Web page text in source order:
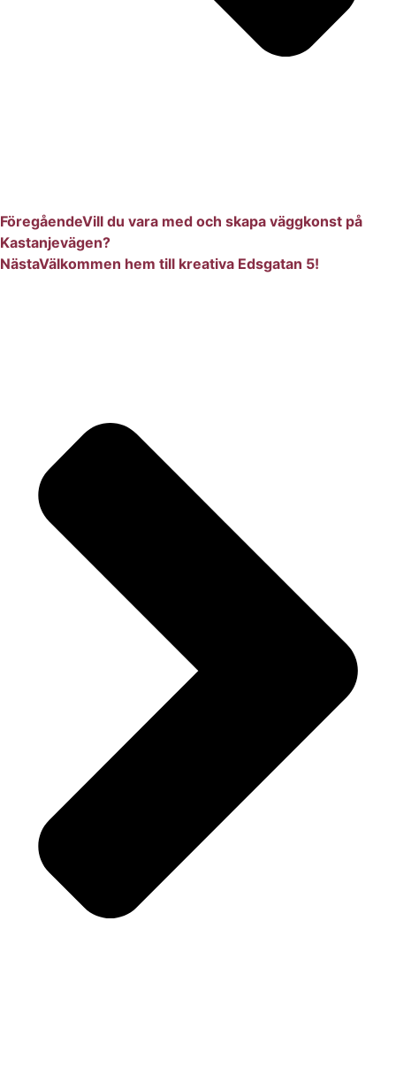
FöregåendeVill du vara med och skapa väggkonst på
Kastanjevägen?
NästaVälkommen hem till kreativa Edsgatan 5!